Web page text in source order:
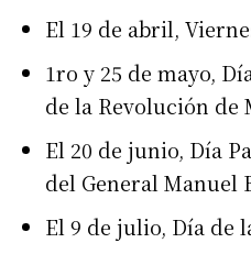
El 19 de abril,
1ro y 25 de mayo,
de la Revolución de
El 20 de junio, Día
del General Manuel
El 9 de julio, Día de